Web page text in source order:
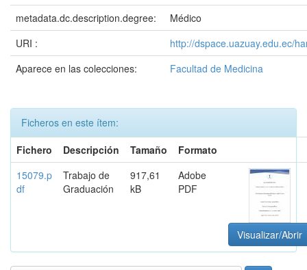
metadata.dc.description.degree:
Médico
URI :
http://dspace.uazuay.edu.ec/
Aparece en las colecciones:
Facultad de Medicina
Ficheros en este ítem:
Fichero
Descripción Tamaño
Formato
15079.p
df
Trabajo de
Graduación
917,61
kB
Adobe
PDF
Visualizar/Abrir